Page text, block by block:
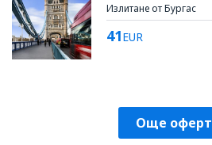
Излитане от Бургас
41EUR
Още